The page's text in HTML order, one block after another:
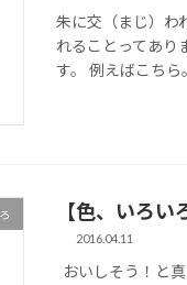
朱に交（まじ）わ
れることってあり
す。 例えばこちら。
【色、いろ
2016.04.11
おいしそう！と